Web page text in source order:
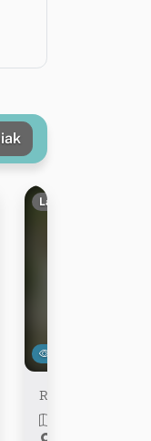
Látványosság
Római Fürdő